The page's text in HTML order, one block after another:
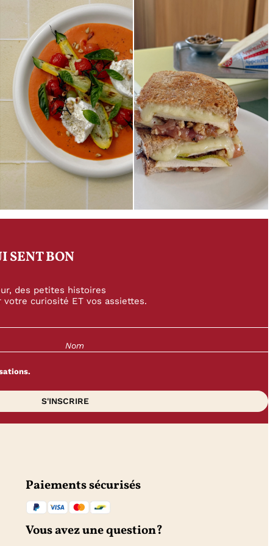
SENT BON
des petites histoires
curiosité ET vos assiettes.
Paiements sécurisés
Vous avez une question?